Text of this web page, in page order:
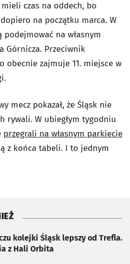
czas na oddech, bo
na początku marca. W
na własnym
Górnicza. Przeciwnik
obecnie zajmuje 11. miejsce w
mecz pokazał, że Śląsk nie
rywali. W ubiegłym tygodniu
przegrali na własnym parkiecie
z końca tabeli. I to jednym
kolejki Śląsk lepszy od Trefla.
z Hali Orbita